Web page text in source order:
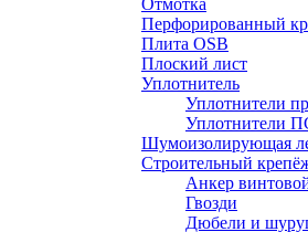
Отмотка
Перфорированный
Плита OSB
Плоский лист
Уплотнитель
Уплотнители
Уплотнители
Шумоизолирующая
Строительный
Анкер
Гвозди
Дюбели и